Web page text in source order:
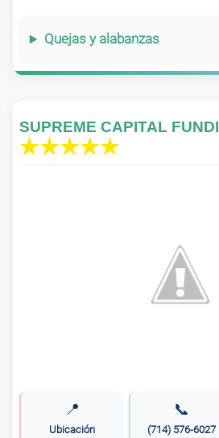
Quejas y alabanzas
SUPREME CAPITAL
📍
Ubicación
📞
(714) 576-6027